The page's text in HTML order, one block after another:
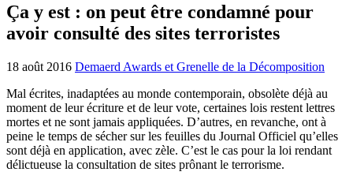
Ça y est : on peut être condamné pour
avoir consulté des sites terroristes
18 août 2016 Demaerd Awards et Grenelle de la Décomposition
Mal écrites, inadaptées au monde contemporain, obsolète déjà au
moment de leur écriture et de leur vote, certaines lois restent lettres
mortes et ne sont jamais appliquées. D’autres, en revanche, ont à
peine le temps de sécher sur les feuilles du Journal Officiel qu’elles
sont déjà en application, avec zèle. C’est le cas pour la loi rendant
délictueuse la consultation de sites prônant le terrorisme.